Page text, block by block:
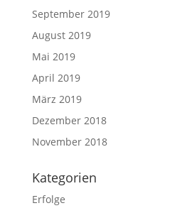
September 2019
August 2019
Mai 2019
April 2019
März 2019
Dezember 2018
November 2018
Kategorien
Erfolge